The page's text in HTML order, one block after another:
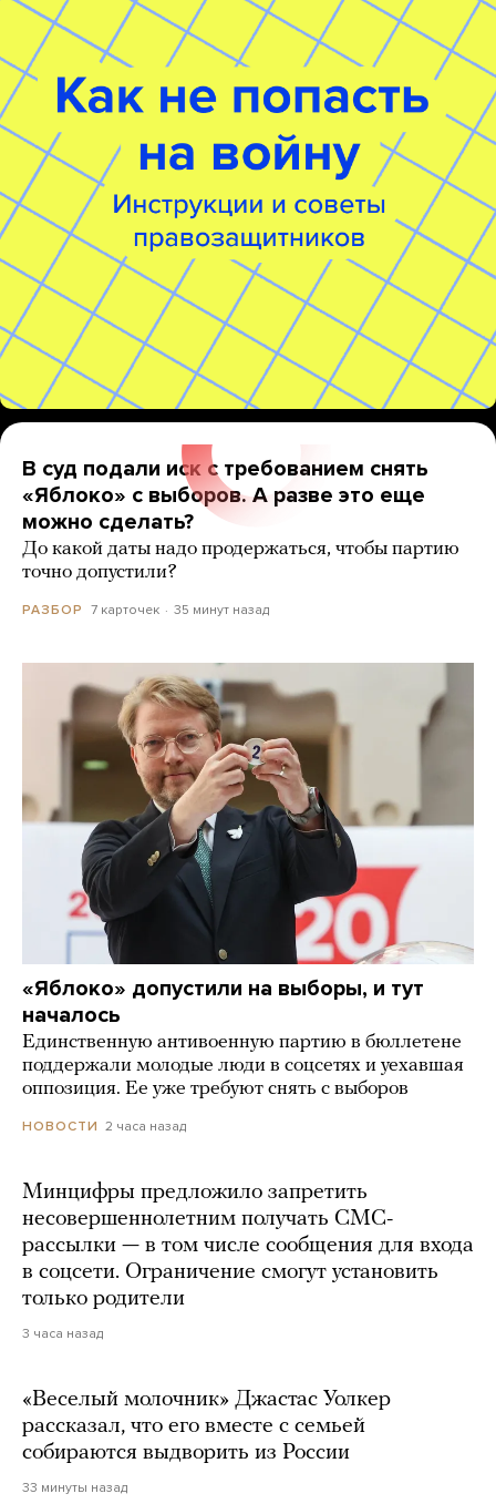
В суд подали иск с требованием снять
«Яблоко» с выборов. А разве это еще
можно сделать?
До какой даты надо продержаться, чтобы партию
точно допустили?
РАЗБОР 7 карточек 35 минут назад
«Яблоко» допустили на выборы, и тут
началось
Единственную антивоенную партию в бюллетене
поддержали молодые люди в соцсетях и уехавшая
оппозиция. Ее уже требуют снять с выборов
НОВОСТИ 2 часа назад
Минцифры предложило запретить
несовершеннолетним получать СМС-
рассылки — в том числе сообщения для входа
в соцсети. Ограничение смогут установить
только родители
3 часа назад
«Веселый молочник» Джастас Уолкер
рассказал, что его вместе с семьей
собираются выдворить из России
33 минуты назад